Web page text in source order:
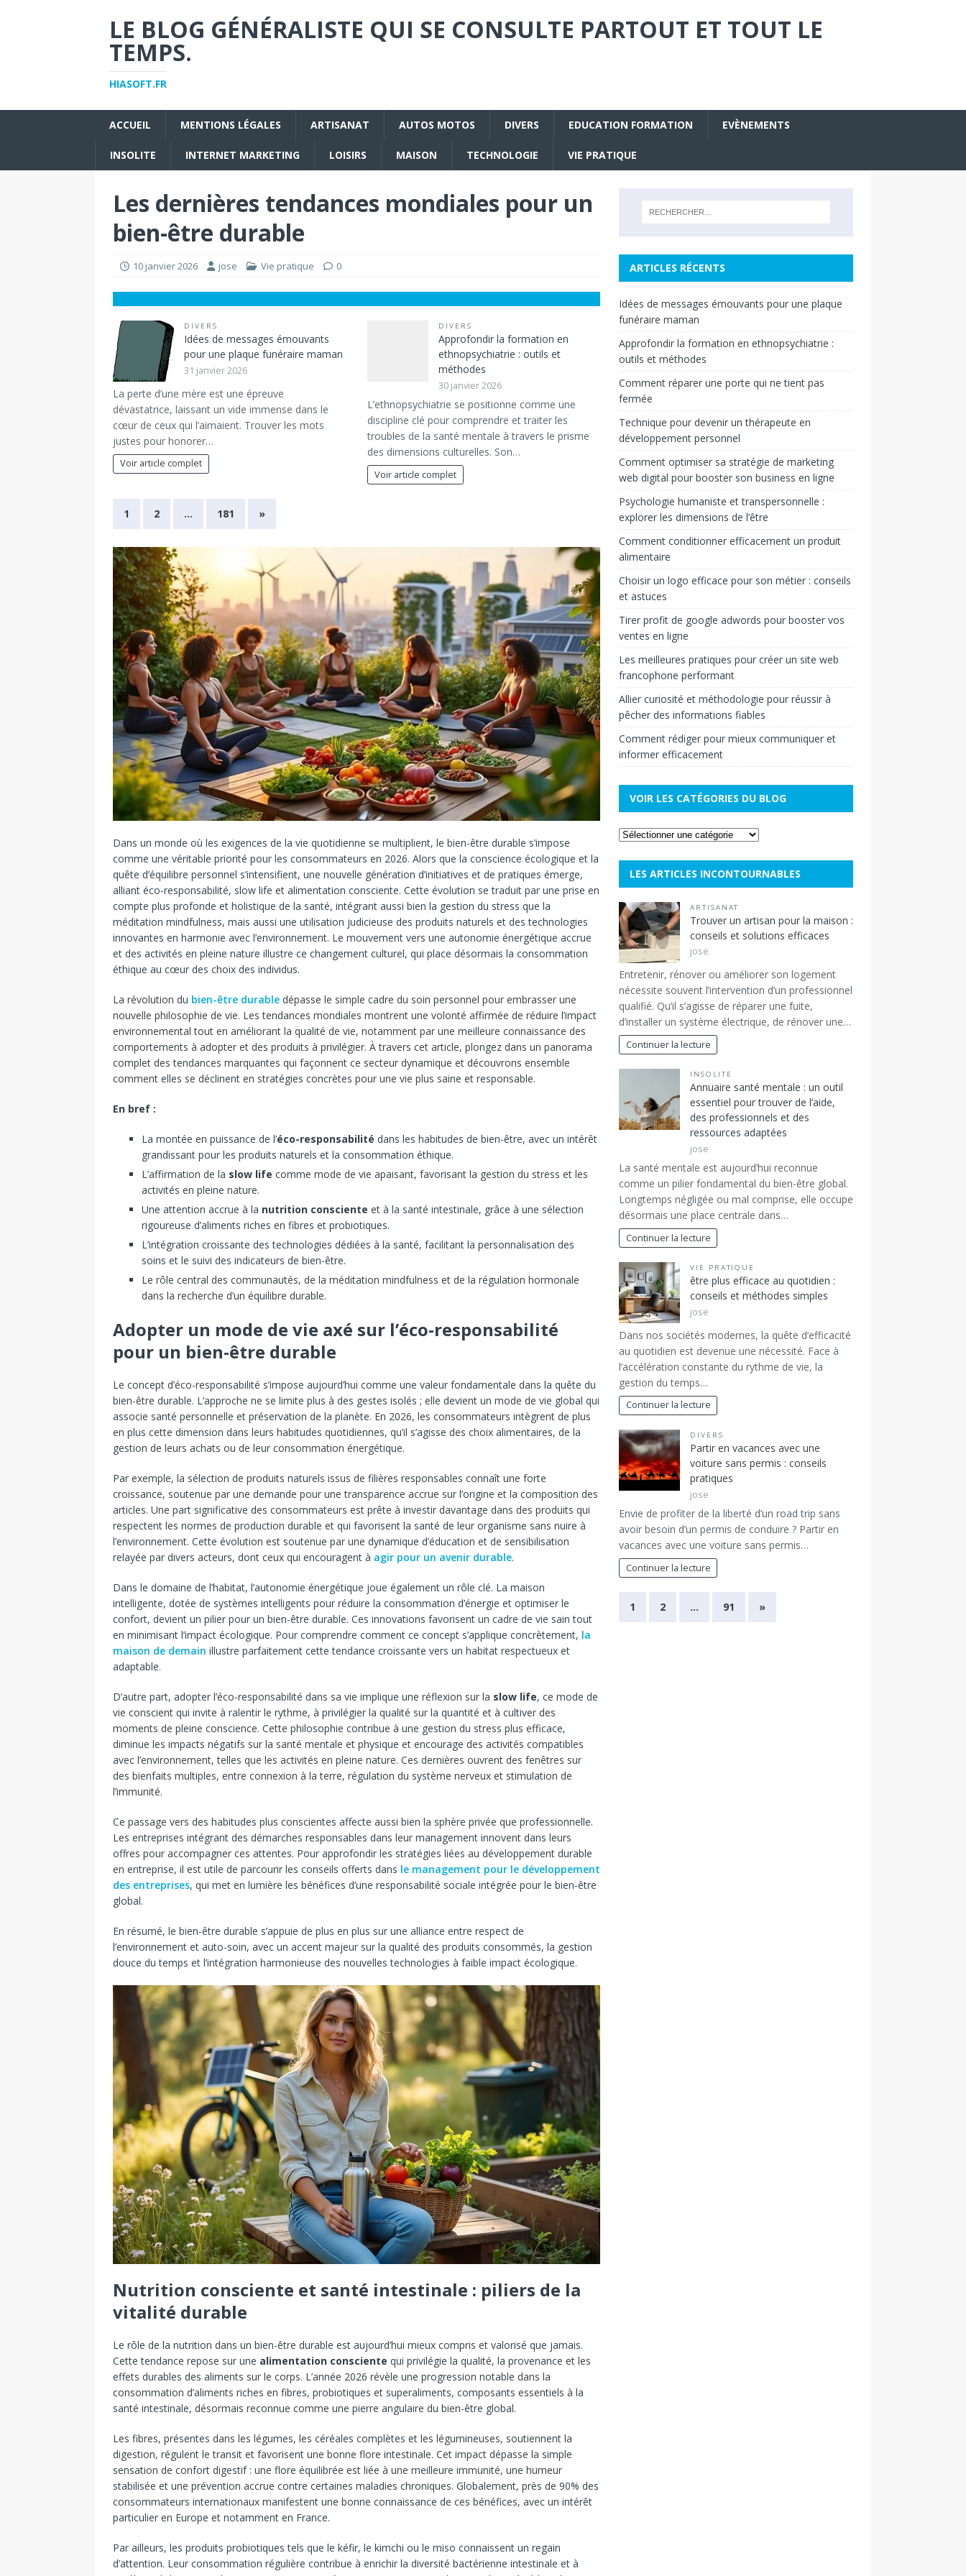
LE BLOG GÉNÉRALISTE QUI SE CONSULTE PARTOUT ET TOUT LE
TEMPS.
HIASOFT.FR
ACCUEIL MENTIONS LÉGALES ARTISANAT AUTOS MOTOS DIVERS EDUCATION FORMATION EVÈNEMENTS
INSOLITE INTERNET MARKETING LOISIRS MAISON TECHNOLOGIE VIE PRATIQUE
Les dernières tendances mondiales pour un
bien-être durable
10 janvier 2026 jose Vie pratique 0
DIVERS
Idées de messages émouvants
pour une plaque funéraire maman
31 janvier 2026
La perte d’une mère est une épreuve
dévastatrice, laissant un vide immense dans le
cœur de ceux qui l’aimaient. Trouver les mots
justes pour honorer…
Voir article complet
DIVERS
Approfondir la formation en
ethnopsychiatrie : outils et
méthodes
30 janvier 2026
L’ethnopsychiatrie se positionne comme une
discipline clé pour comprendre et traiter les
troubles de la santé mentale à travers le prisme
des dimensions culturelles. Son…
Voir article complet
1 2 … 181 »
Dans un monde où les exigences de la vie quotidienne se multiplient, le bien-être durable s’impose
comme une véritable priorité pour les consommateurs en 2026. Alors que la conscience écologique et la
quête d’équilibre personnel s’intensifient, une nouvelle génération d’initiatives et de pratiques émerge,
alliant éco-responsabilité, slow life et alimentation consciente. Cette évolution se traduit par une prise en
compte plus profonde et holistique de la santé, intégrant aussi bien la gestion du stress que la
méditation mindfulness, mais aussi une utilisation judicieuse des produits naturels et des technologies
innovantes en harmonie avec l’environnement. Le mouvement vers une autonomie énergétique accrue
et des activités en pleine nature illustre ce changement culturel, qui place désormais la consommation
éthique au cœur des choix des individus.
La révolution du bien-être durable dépasse le simple cadre du soin personnel pour embrasser une
nouvelle philosophie de vie. Les tendances mondiales montrent une volonté affirmée de réduire l’impact
environnemental tout en améliorant la qualité de vie, notamment par une meilleure connaissance des
comportements à adopter et des produits à privilégier. À travers cet article, plongez dans un panorama
complet des tendances marquantes qui façonnent ce secteur dynamique et découvrons ensemble
comment elles se déclinent en stratégies concrètes pour une vie plus saine et responsable.
En bref :
La montée en puissance de l’éco-responsabilité dans les habitudes de bien-être, avec un intérêt
grandissant pour les produits naturels et la consommation éthique.
L’affirmation de la slow life comme mode de vie apaisant, favorisant la gestion du stress et les
activités en pleine nature.
Une attention accrue à la nutrition consciente et à la santé intestinale, grâce à une sélection
rigoureuse d’aliments riches en fibres et probiotiques.
L’intégration croissante des technologies dédiées à la santé, facilitant la personnalisation des
soins et le suivi des indicateurs de bien-être.
Le rôle central des communautés, de la méditation mindfulness et de la régulation hormonale
dans la recherche d’un équilibre durable.
Adopter un mode de vie axé sur l’éco-responsabilité
pour un bien-être durable
Le concept d’éco-responsabilité s’impose aujourd’hui comme une valeur fondamentale dans la quête du
bien-être durable. L’approche ne se limite plus à des gestes isolés ; elle devient un mode de vie global qui
associe santé personnelle et préservation de la planète. En 2026, les consommateurs intègrent de plus
en plus cette dimension dans leurs habitudes quotidiennes, qu’il s’agisse des choix alimentaires, de la
gestion de leurs achats ou de leur consommation énergétique.
Par exemple, la sélection de produits naturels issus de filières responsables connaît une forte
croissance, soutenue par une demande pour une transparence accrue sur l’origine et la composition des
articles. Une part significative des consommateurs est prête à investir davantage dans des produits qui
respectent les normes de production durable et qui favorisent la santé de leur organisme sans nuire à
l’environnement. Cette évolution est soutenue par une dynamique d’éducation et de sensibilisation
relayée par divers acteurs, dont ceux qui encouragent à agir pour un avenir durable.
Dans le domaine de l’habitat, l’autonomie énergétique joue également un rôle clé. La maison
intelligente, dotée de systèmes intelligents pour réduire la consommation d’énergie et optimiser le
confort, devient un pilier pour un bien-être durable. Ces innovations favorisent un cadre de vie sain tout
en minimisant l’impact écologique. Pour comprendre comment ce concept s’applique concrètement, la
maison de demain illustre parfaitement cette tendance croissante vers un habitat respectueux et
adaptable.
D’autre part, adopter l’éco-responsabilité dans sa vie implique une réflexion sur la slow life, ce mode de
vie conscient qui invite à ralentir le rythme, à privilégier la qualité sur la quantité et à cultiver des
moments de pleine conscience. Cette philosophie contribue à une gestion du stress plus efficace,
diminue les impacts négatifs sur la santé mentale et physique et encourage des activités compatibles
avec l’environnement, telles que les activités en pleine nature. Ces dernières ouvrent des fenêtres sur
des bienfaits multiples, entre connexion à la terre, régulation du système nerveux et stimulation de
l’immunité.
Ce passage vers des habitudes plus conscientes affecte aussi bien la sphère privée que professionnelle.
Les entreprises intégrant des démarches responsables dans leur management innovent dans leurs
offres pour accompagner ces attentes. Pour approfondir les stratégies liées au développement durable
en entreprise, il est utile de parcourir les conseils offerts dans le management pour le développement
des entreprises, qui met en lumière les bénéfices d’une responsabilité sociale intégrée pour le bien-être
global.
En résumé, le bien-être durable s’appuie de plus en plus sur une alliance entre respect de
l’environnement et auto-soin, avec un accent majeur sur la qualité des produits consommés, la gestion
douce du temps et l’intégration harmonieuse des nouvelles technologies à faible impact écologique.
Nutrition consciente et santé intestinale : piliers de la
vitalité durable
Le rôle de la nutrition dans un bien-être durable est aujourd’hui mieux compris et valorisé que jamais.
Cette tendance repose sur une alimentation consciente qui privilégie la qualité, la provenance et les
effets durables des aliments sur le corps. L’année 2026 révèle une progression notable dans la
consommation d’aliments riches en fibres, probiotiques et superaliments, composants essentiels à la
santé intestinale, désormais reconnue comme une pierre angulaire du bien-être global.
Les fibres, présentes dans les légumes, les céréales complètes et les légumineuses, soutiennent la
digestion, régulent le transit et favorisent une bonne flore intestinale. Cet impact dépasse la simple
sensation de confort digestif : une flore équilibrée est liée à une meilleure immunité, une humeur
stabilisée et une prévention accrue contre certaines maladies chroniques. Globalement, près de 90% des
consommateurs internationaux manifestent une bonne connaissance de ces bénéfices, avec un intérêt
particulier en Europe et notamment en France.
Par ailleurs, les produits probiotiques tels que le kéfir, le kimchi ou le miso connaissent un regain
d’attention. Leur consommation régulière contribue à enrichir la diversité bactérienne intestinale et à
ARTICLES RÉCENTS
Idées de messages émouvants pour une plaque
funéraire maman
Approfondir la formation en ethnopsychiatrie :
outils et méthodes
Comment réparer une porte qui ne tient pas
fermée
Technique pour devenir un thérapeute en
développement personnel
Comment optimiser sa stratégie de marketing
web digital pour booster son business en ligne
Psychologie humaniste et transpersonnelle :
explorer les dimensions de l’être
Comment conditionner efficacement un produit
alimentaire
Choisir un logo efficace pour son métier : conseils
et astuces
Tirer profit de google adwords pour booster vos
ventes en ligne
Les meilleures pratiques pour créer un site web
francophone performant
Allier curiosité et méthodologie pour réussir à
pêcher des informations fiables
Comment rédiger pour mieux communiquer et
informer efficacement
VOIR LES CATÉGORIES DU BLOG
LES ARTICLES INCONTOURNABLES
ARTISANAT
Trouver un artisan pour la maison :
conseils et solutions efficaces
jose
Entretenir, rénover ou améliorer son logement
nécessite souvent l’intervention d’un professionnel
qualifié. Qu’il s’agisse de réparer une fuite,
d’installer un système électrique, de rénover une…
Continuer la lecture
INSOLITE
Annuaire santé mentale : un outil
essentiel pour trouver de l’aide,
des professionnels et des
ressources adaptées
jose
La santé mentale est aujourd’hui reconnue
comme un pilier fondamental du bien-être global.
Longtemps négligée ou mal comprise, elle occupe
désormais une place centrale dans…
Continuer la lecture
VIE PRATIQUE
être plus efficace au quotidien :
conseils et méthodes simples
jose
Dans nos sociétés modernes, la quête d’efficacité
au quotidien est devenue une nécessité. Face à
l’accélération constante du rythme de vie, la
gestion du temps…
Continuer la lecture
DIVERS
Partir en vacances avec une
voiture sans permis : conseils
pratiques
jose
Envie de profiter de la liberté d’un road trip sans
avoir besoin d’un permis de conduire ? Partir en
vacances avec une voiture sans permis…
Continuer la lecture
1 2 … 91 »